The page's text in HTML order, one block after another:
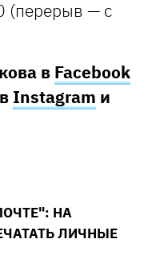
(перерыв — с
в Facebook
Instagram и
НА
ЛИЧНЫЕ